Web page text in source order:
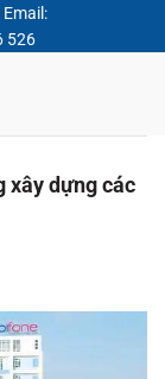
Email:
526
xây dựng các